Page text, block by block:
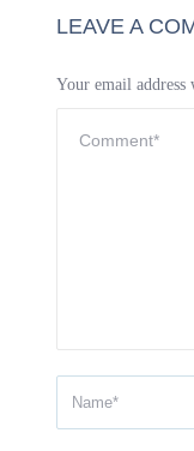
LEAVE A
Your email address